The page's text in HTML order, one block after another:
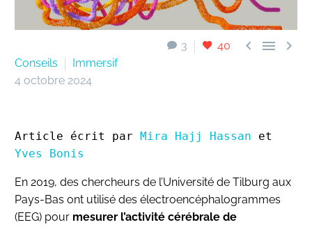
3 40   
Conseils
Immersif
4 octobre 2024
Article écrit par Mira Hajj Hassan
Yves Bonis
En 2019, des chercheurs de l’Université de Tilburg aux
Pays-Bas ont utilisé des électroencéphalogrammes
(EEG) pour mesurer l’activité cérébrale de